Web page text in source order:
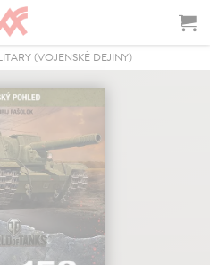
(VOJENSKÉ DEJINY)